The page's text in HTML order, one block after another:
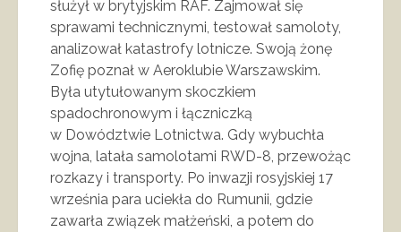
służył w brytyjskim RAF. Zajmował się
sprawami technicznymi, testował samoloty,
analizował katastrofy lotnicze. Swoją żonę
Zofię poznał w Aeroklubie Warszawskim.
Była utytułowanym skoczkiem
spadochronowym i łączniczką
w Dowództwie Lotnictwa. Gdy wybuchła
wojna, latała samolotami RWD-8, przewożąc
rozkazy i transporty. Po inwazji rosyjskiej 17
września para uciekła do Rumunii, gdzie
zawarła związek małżeński, a potem do